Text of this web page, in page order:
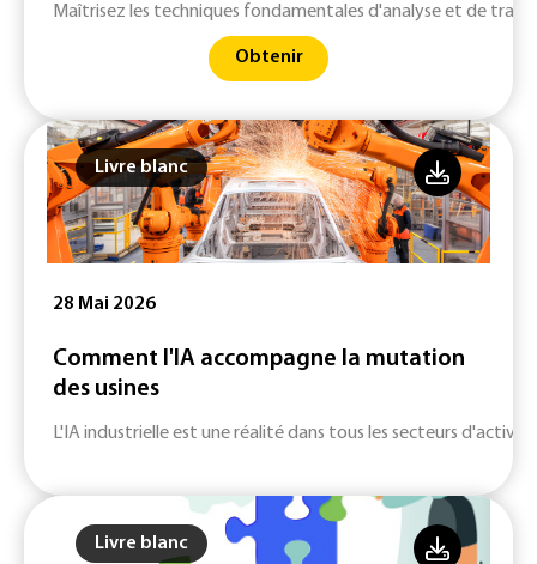
Maîtrisez les techniques fondamentales d'analyse et de
Obtenir
Livre blanc
28 Mai 2026
Comment l'IA accompagne la mutation
des usines
L'IA industrielle est une réalité dans tous les secteurs
Livre blanc